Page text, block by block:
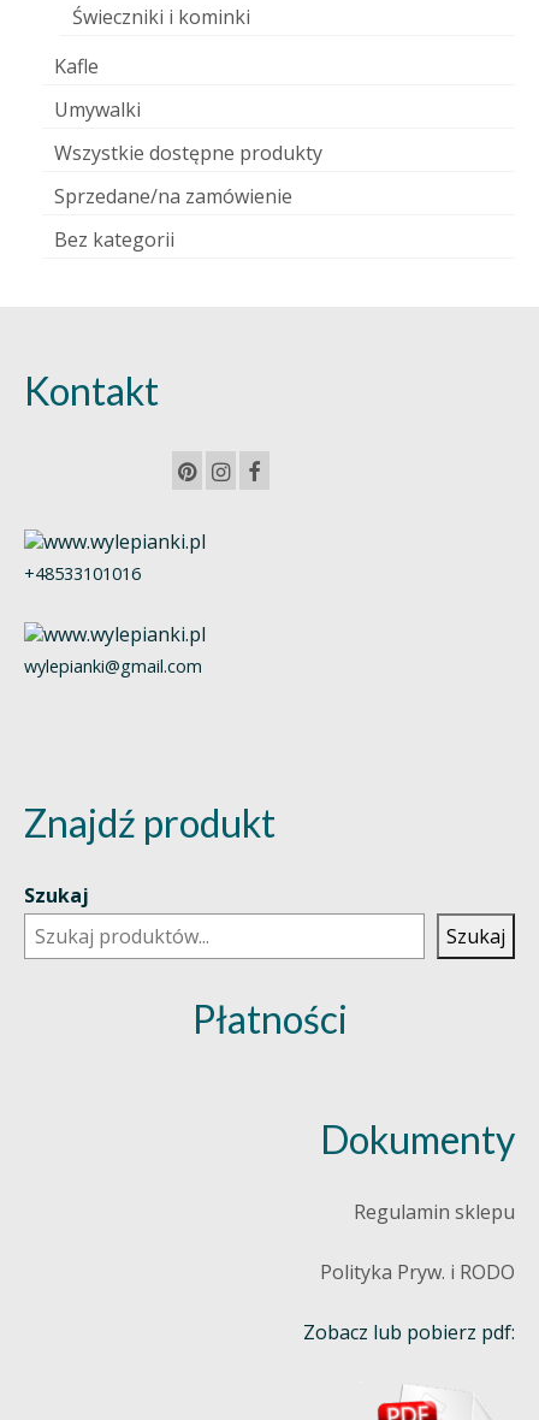
Świeczniki i kominki
Kafle
Umywalki
Wszystkie dostępne produkty
Sprzedane/na zamówienie
Bez kategorii
Kontakt
+48533101016
wylepianki@gmail.com
Znajdź produkt
Szukaj
Szukaj
Płatności
Dokumenty
Regulamin sklepu
Polityka Pryw. i RODO
Zobacz lub pobierz pdf: